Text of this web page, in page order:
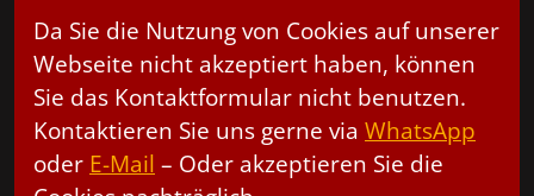
Da Sie die Nutzung von Cookies auf unserer
Webseite nicht akzeptiert haben, können
Sie das Kontaktformular nicht benutzen.
Kontaktieren Sie uns gerne via WhatsApp
oder E-Mail – Oder akzeptieren Sie die